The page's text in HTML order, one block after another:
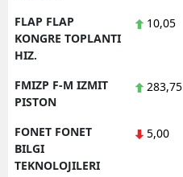
FLAP FLAP
KONGRE TOPLANTI
HIZ.
10,05
FMIZP F-M IZMIT
PISTON
283,75
FONET FONET
BILGI
TEKNOLOJILERI
5,00